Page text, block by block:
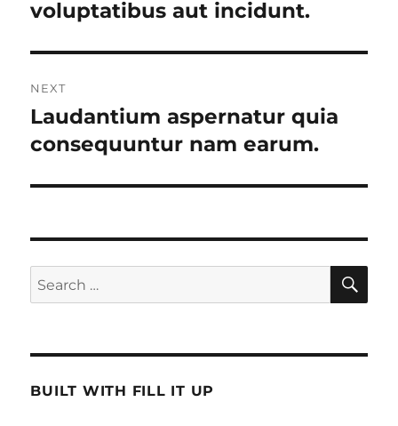
post:
voluptatibus aut incidunt.
NEXT
Next
post:
Laudantium aspernatur quia
consequuntur nam earum.
Search
for:
BUILT WITH FILL IT UP